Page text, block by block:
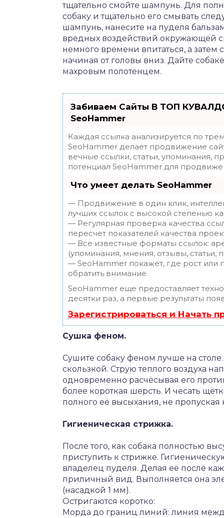
тщательно смойте шампунь. Для
собаку и тщательно его смывать
шампунь, нанесите на пуделя
вредных воздействий окружающей
немного времени впитаться, а
начиная от головы вниз. Дайте
махровым полотенцем.
Забиваем Сайты В ТОП
SeoHammer
Каждая ссылка анализируется по
SeoHammer делает продвижение
вечные ссылки, статьи, упоминания,
потенциал SeoHammer для
Что умеет делать SeoHammer
— Продвижение в один клик,
лучших ссылок с высокой степенью
— Регулярная проверка качества
пересчет показателей качества
— Все известные форматы ссылок:
(упоминания, мнения, отзывы, статьи,
— SeoHammer покажет, где рост или
обратить внимание.
SeoHammer еще предоставляет
десятки раз, а первые результаты
Зарегистрироваться и Начать
Сушка феном.
Сушите собаку феном лучше на
скользкой. Струю теплого воздуха
одновременно расчёсывая его
более короткая шерсть. И чесать
полного её высыхания, не пропуская
Гигиеническая стрижка.
После того, как собака полностью
приступить к стрижке.
владелец пуделя. Делая её после
приличный вид. Выполняется она
(насадкой 1 мм).
Остригаются коротко:
Морда до границ линий: линия